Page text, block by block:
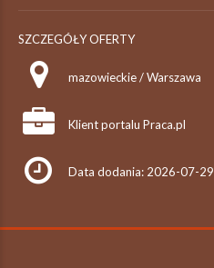
SZCZEGÓŁY OFERTY
mazowieckie / Warszawa
Klient portalu Praca.pl
Data dodania: 2026-07-29